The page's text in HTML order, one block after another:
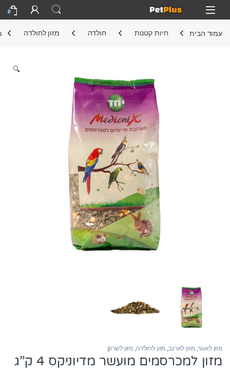
Skip to navigation
Skip to content
Open
0
עמוד הבית חיות קטנות חולדה מזון לחולדה
🔍
מזון לאוגר,מזון לארנב, מזון לחולדה, מזון לשרקן
מזון למכרסמים מועשר מדיוניקס 4 ק”ג